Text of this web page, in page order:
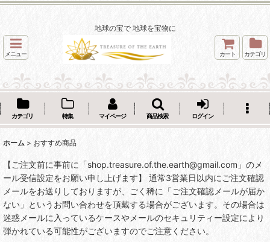
地球の宝で 地球を宝物に
メニュー カート カテゴリ
カテゴリ 特集 マイページ 商品検索 ログイン
ホーム > おすすめ商品
【ご注文前に事前に「shop.treasure.of.the.earth@gmail.com」のメ
ール受信設定をお願い申し上げます】 通常3営業日以内にご注文確認
メールをお送りしておりますが、ごく稀に「ご注文確認メールが届か
ない」というお問い合わせを頂戴する場合がございます。その場合は
迷惑メールに入っているケースやメールのセキュリティー設定により
弾かれている可能性がございますのでご注意ください。